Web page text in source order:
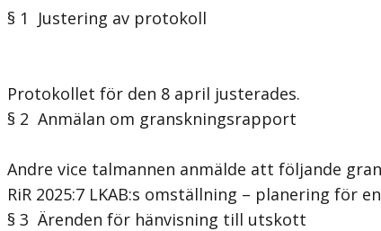
§ 1 Justering av protokoll
Protokollet för den 8 april justerades.
§ 2 Anmälan om granskningsrapport
Andre vice talmannen anmälde att följande
RiR 2025:7 LKAB:s omställning – planering för
§ 3 Ärenden för hänvisning till utskott